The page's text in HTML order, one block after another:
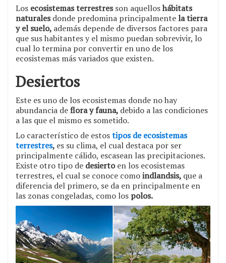
Los ecosistemas terrestresson aquelloshábitats
naturalesdonde predomina principalmentela tierra
y el suelo, además depende de diversos factores para
que sus habitantes y el mismo puedan sobrevivir, lo
cual lo termina por convertir en uno de los
ecosistemas más variados que existen.
Desiertos
Este es uno de los ecosistemas donde no hay
abundancia deflora y fauna, debido a las condiciones
a las que el mismo es sometido.
Lo característico de estostipos de ecosistemas
terrestres, es su clima, el cual destaca por ser
principalmente cálido, escasean las precipitaciones.
Existe otro tipo de desiertoen los ecosistemas
terrestres, el cual se conoce comoindlandsis, que a
diferencia del primero, se da en principalmente en
las zonas congeladas, como los polos.